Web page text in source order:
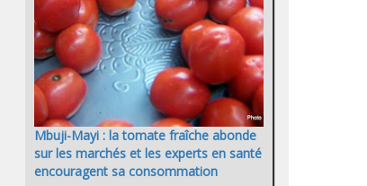
Mbuji-Mayi : la tomate fraîche abonde
sur les marchés et les experts en santé
encouragent sa consommation